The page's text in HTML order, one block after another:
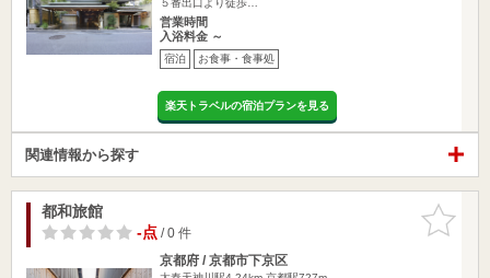
５番出口より徒歩…
営業時間
入浴料金 ～
宿泊 お食事・食事処
楽天トラベルの宿泊プランを見る
関連情報から探す
お気に入
りに追加
都和旅館
-点/ 0 件
京都府 / 京都市下京区